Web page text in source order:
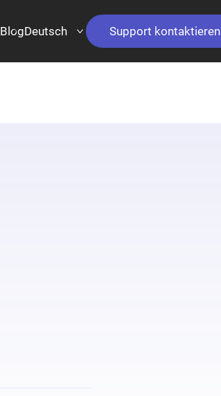
BlogDeutsch Support kontaktieren